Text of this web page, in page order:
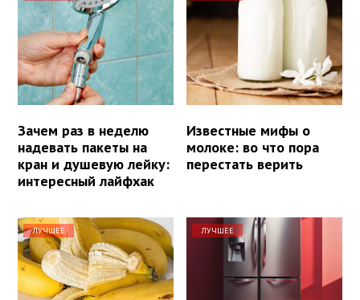
Зачем раз в неделю
надевать пакеты на
кран и душевую лейку:
интересный лайфхак
Известные мифы о
молоке: во что пора
перестать верить
ЛУЧШЕЕ ЛУЧШЕЕ